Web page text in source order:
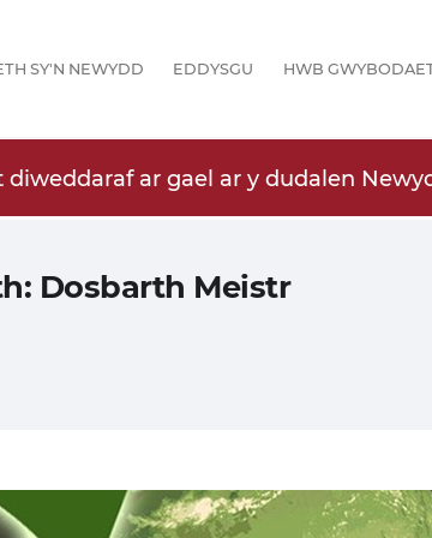
SY'N NEWYDD EDDYSGU HWB
diweddaraf ar gael ar y dudalen
Dosbarth Meistr